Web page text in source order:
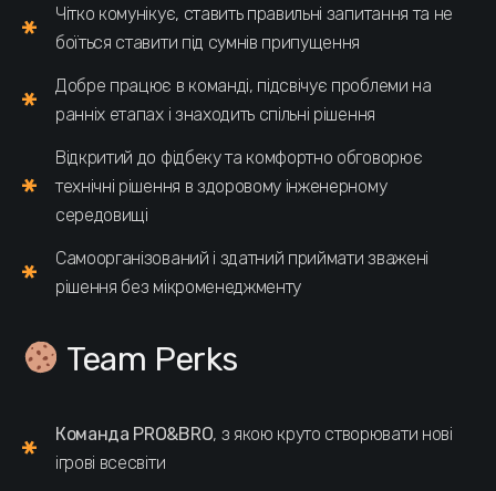
Чітко комунікує, ставить правильні запитання та не
боїться ставити під сумнів припущення
Добре працює в команді, підсвічує проблеми на
ранніх етапах і знаходить спільні рішення
Відкритий до фідбеку та комфортно обговорює
технічні рішення в здоровому інженерному
середовищі
Самоорганізований і здатний приймати зважені
рішення без мікроменеджменту
Team Perks
Команда PRO&BRO, з якою круто створювати нові
ігрові всесвіти